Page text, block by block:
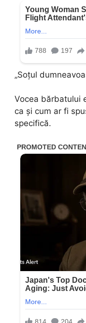
„Soțul
Vocea bărbatului
ca și cum ar fi
specifică.